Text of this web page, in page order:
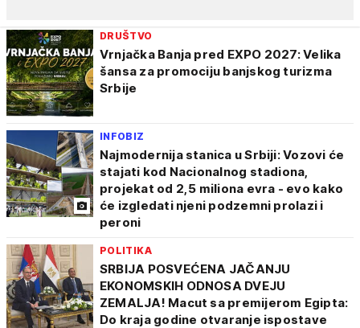
posetilaca, nove investicije, međunarodna saradnja i
otvaranje novih radnih mesta.
Expo će dodatno ubrzati razvoj infrastrukture i
pretvoriti Beograd u regionalni centar modernih
tehnologija, futurističkih rešenja i kreativnih
industrija.
Ukratko, Expo 2027 je velika šansa da Srbija zasija
na globalnoj sceni – kao zemlja koja gradi
Kako će zgledati grad u malom
pogledajte
KLIKOM NA LINK.
DRUŠTVO
Vrnjačka Banja pred EXPO 2027: Velika
šansa za promociju banjskog turizma
Srbije
INFOBIZ
Najmodernija stanica u Srbiji: Vozovi će
stajati kod Nacionalnog stadiona,
projekat od 2,5 miliona evra - evo kako
će izgledati njeni podzemni prolazi i
peroni
POLITIKA
SRBIJA POSVEĆENA JAČANJU
EKONOMSKIH ODNOSA DVEJU
ZEMALJA! Macut sa premijerom Egipta:
Do kraja godine otvaranje ispostave